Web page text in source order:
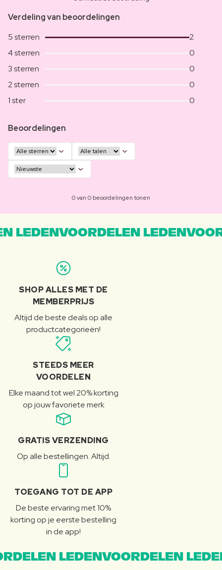
Verdeling van beoordelingen
5 sterren
2
4 sterren
0
3 sterren
0
2 sterren
0
1 ster
0
Beoordelingen
0 van 0 beoordelingen tonen
LEDENVOORDELEN
SHOP ALLES MET DE
MEMBERPRIJS
Altijd de beste deals op alle
productcategorieën!
STEEDS MEER
VOORDELEN
Elke maand tot wel 20% korting
op jouw favoriete merk
GRATIS VERZENDING
Op alle bestellingen. Altijd.
TOEGANG TOT DE APP
De beste ervaring met 10%
korting op je eerste bestelling
in de app!
LEDENVOORDELEN